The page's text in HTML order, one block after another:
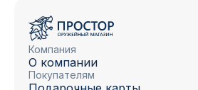
Компания
О компании
Покупателям